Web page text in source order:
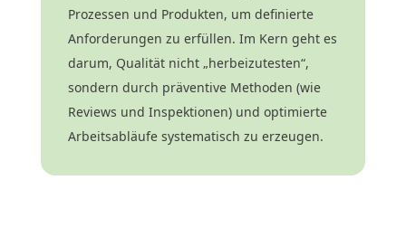
Prozessen und Produkten, um definierte
Anforderungen zu erfüllen. Im Kern geht es
darum, Qualität nicht „herbeizutesten“,
sondern durch präventive Methoden (wie
Reviews und Inspektionen) und optimierte
Arbeitsabläufe systematisch zu erzeugen.